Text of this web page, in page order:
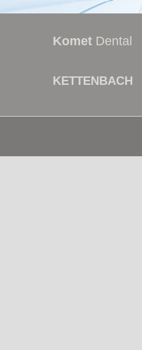
Komet Dental
KETTENBACH